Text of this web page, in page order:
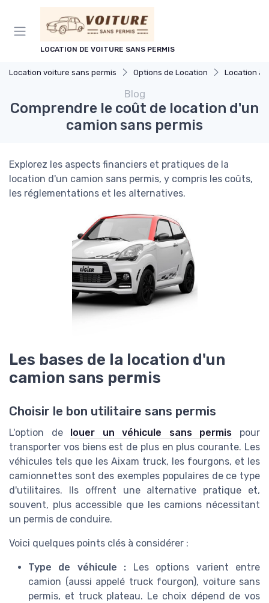
LOCATION DE VOITURE SANS PERMIS
Location voiture sans permis Options de Location Location à
Blog
Comprendre le coût de location d'un
camion sans permis
Explorez les aspects financiers et pratiques de la
location d'un camion sans permis, y compris les coûts,
les réglementations et les alternatives.
Les bases de la location d'un
camion sans permis
Choisir le bon utilitaire sans permis
L'option de louer un véhicule sans permis pour
transporter vos biens est de plus en plus courante. Les
véhicules tels que les Aixam truck, les fourgons, et les
camionnettes sont des exemples populaires de ce type
d'utilitaires. Ils offrent une alternative pratique et,
souvent, plus accessible que les camions nécessitant
un permis de conduire.
Voici quelques points clés à considérer :
Type de véhicule : Les options varient entre
camion (aussi appelé truck fourgon), voiture sans
permis, et truck plateau. Le choix dépend de vos